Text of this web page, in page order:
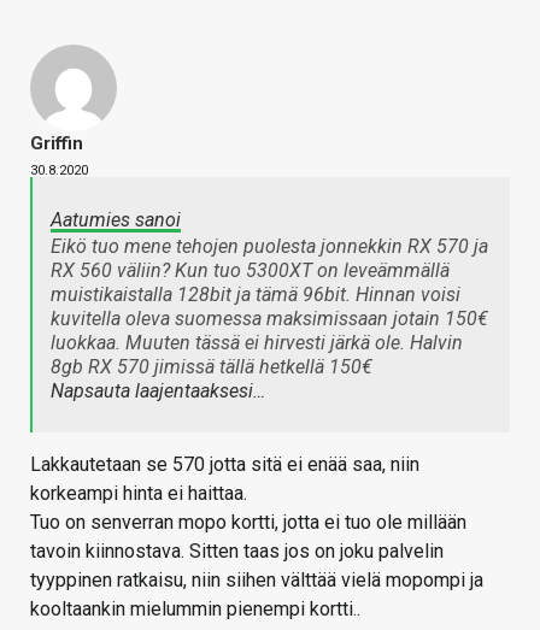
Griffin
30.8.2020
Aatumies sanoi
Eikö tuo mene tehojen puolesta jonnekkin RX 570 ja
RX 560 väliin? Kun tuo 5300XT on leveämmällä
muistikaistalla 128bit ja tämä 96bit. Hinnan voisi
kuvitella oleva suomessa maksimissaan jotain 150€
luokkaa. Muuten tässä ei hirvesti järkä ole. Halvin
8gb RX 570 jimissä tällä hetkellä 150€
Napsauta laajentaaksesi…
Lakkautetaan se 570 jotta sitä ei enää saa, niin
korkeampi hinta ei haittaa.
Tuo on senverran mopo kortti, jotta ei tuo ole millään
tavoin kiinnostava. Sitten taas jos on joku palvelin
tyyppinen ratkaisu, niin siihen välttää vielä mopompi ja
kooltaankin mielummin pienempi kortti..